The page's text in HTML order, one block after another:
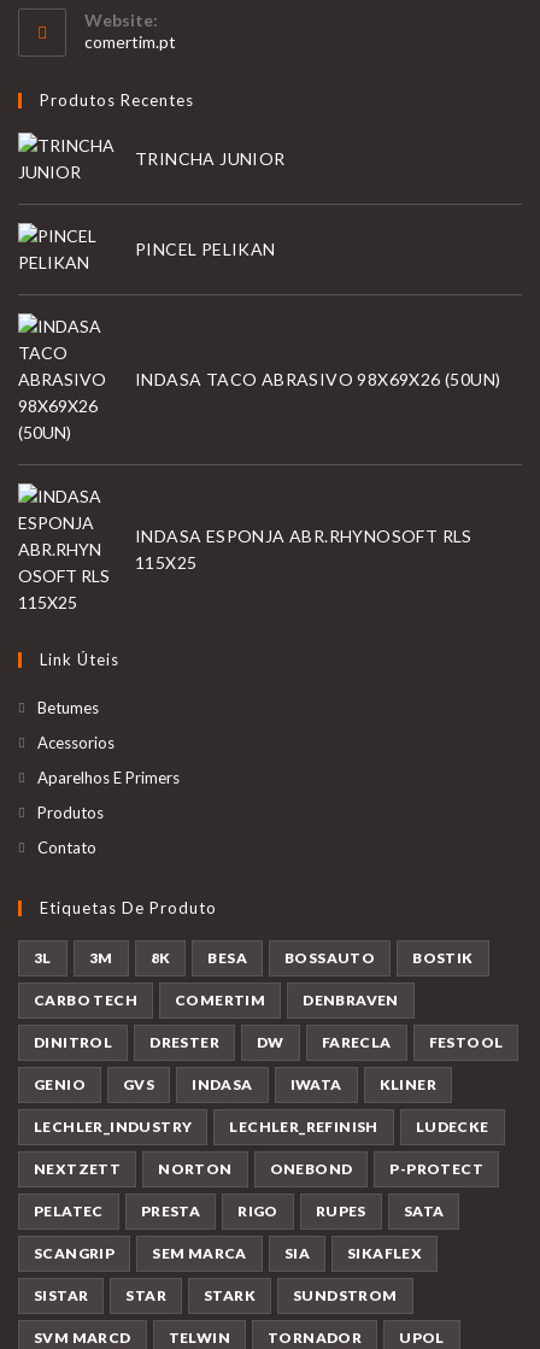
application
Website:
comertim.pt
Produtos Recentes
TRINCHA JUNIOR
PINCEL PELIKAN
INDASA TACO ABRASIVO 98X69X26 (50UN)
INDASA ESPONJA ABR.RHYNOSOFT RLS
115X25
Link Úteis
Betumes
Acessorios
Aparelhos E Primers
Produtos
Contato
Etiquetas De Produto
3L 3M 8K BESA BOSSAUTO BOSTIK
CARBO TECH COMERTIM DENBRAVEN
DINITROL DRESTER DW FARECLA FESTOOL
GENIO GVS INDASA IWATA KLINER
LECHLER_INDUSTRY LECHLER_REFINISH LUDECKE
NEXTZETT NORTON ONEBOND P-PROTECT
PELATEC PRESTA RIGO RUPES SATA
SCANGRIP SEM MARCA SIA SIKAFLEX
SISTAR STAR STARK SUNDSTROM
SVM MARCD TELWIN TORNADOR UPOL